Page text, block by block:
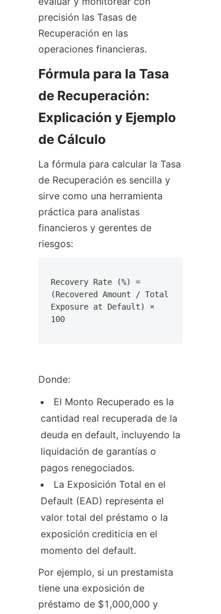
precisión las Tasas de
Recuperación en las
operaciones financieras.
Fórmula para la Tasa
de Recuperación:
Explicación y Ejemplo
de Cálculo
La fórmula para calcular la Tasa
de Recuperación es sencilla y
sirve como una herramienta
práctica para analistas
financieros y gerentes de
riesgos:
Recovery Rate (%) =
(Recovered Amount / Total
Exposure at Default) ×
100
Donde:
El Monto Recuperado es la
cantidad real recuperada de la
deuda en default, incluyendo la
liquidación de garantías o
pagos renegociados.
La Exposición Total en el
Default (EAD) representa el
valor total del préstamo o la
exposición crediticia en el
momento del default.
Por ejemplo, si un prestamista
tiene una exposición de
préstamo de $1,000,000 y